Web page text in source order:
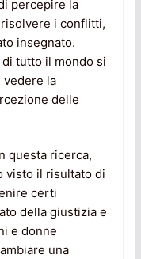
percepire la
i conflitti,
insegnato.
tutto il mondo si
vedere la
delle
questa ricerca,
visto il risultato di
certi
della giustizia e
e donne
una